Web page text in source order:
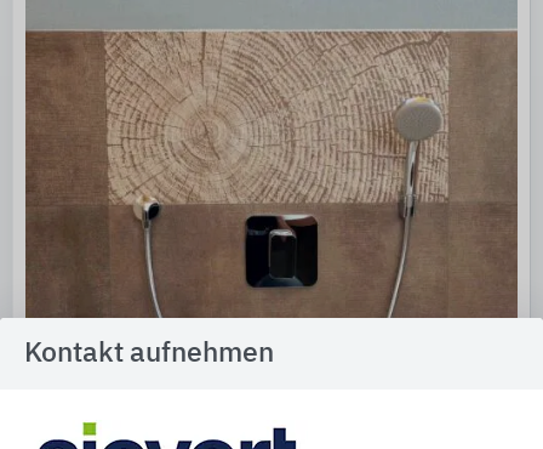
Kontakt aufnehmen